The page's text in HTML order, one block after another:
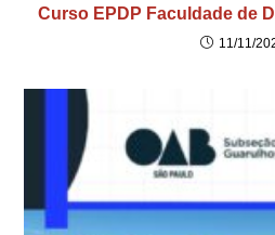
Curso EPDP Faculdade de
11/11/